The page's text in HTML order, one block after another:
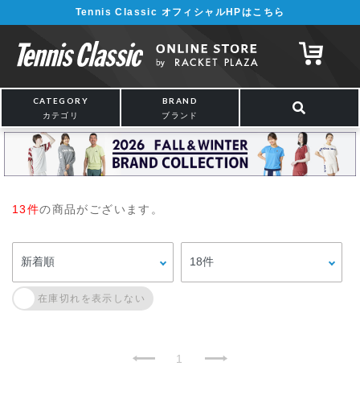
Tennis Classic オフィシャルHPはこちら
CATEGORY
カテゴリ
BRAND
ブランド
13件の商品がございます。
1